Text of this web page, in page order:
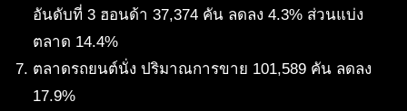
อันดับที่ 3 ฮอนด้า 37,374 คัน ลดลง 4.3% ส่วนแบ่ง
ตลาด 14.4%
ตลาดรถยนต์นั่ง ปริมาณการขาย 101,589 คัน ลดลง
17.9%